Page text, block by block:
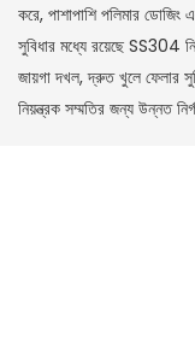
করে, পাশাপাশি পলিমার ডোজিং
সুবিধার মধ্যে রয়েছে SS304
জায়গা দখল, দ্রুত খুলে ফেলার
নিয়ন্ত্রক সম্মতির জন্য উন্নত